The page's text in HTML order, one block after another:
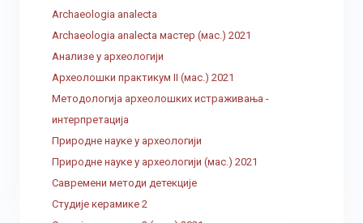
Archaeologia analecta
Archaeologia analecta мастер (мас.) 2021
Анализе у археологији
Археолошки практикум II (мас.) 2021
Методологија археолошких истраживања -
интерпретација
Природне науке у археологији
Природне науке у археологији (мас.) 2021
Савремени методи детекције
Студије керамике 2